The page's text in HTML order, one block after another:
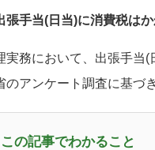
張手当(日当)に消費税は
実務において、出張手当
のアンケート調査に基づ
この記事でわかること